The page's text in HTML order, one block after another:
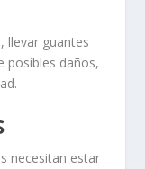
llevar guantes
posibles daños,
necesitan estar